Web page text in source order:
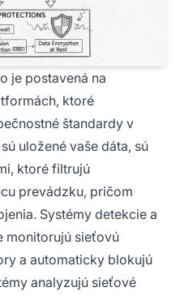
je postavená na
ktoré
štandardy v
uložené vaše dáta, sú
ktoré filtrujú
prevádzku, pričom
Systémy detekcie a
monitorujú sieťovú
a automaticky blokujú
analyzujú sieťové